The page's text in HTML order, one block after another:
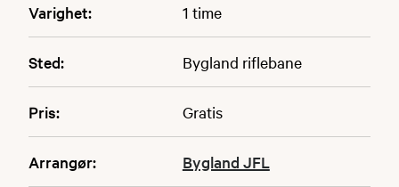
Varighet: 1 time
Sted: Bygland riflebane
Pris: Gratis
Arrangør: Bygland JFL